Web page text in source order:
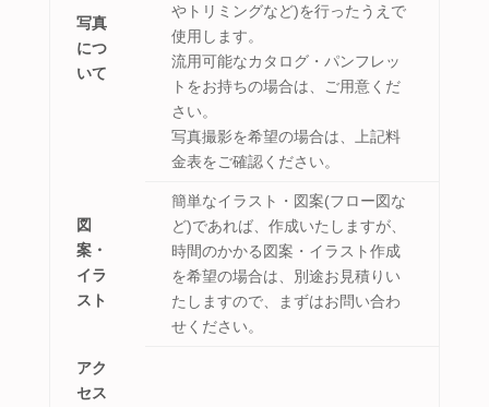
写真
につ
いて
やトリミングなど)を行ったうえで
使用します。
流用可能なカタログ・パンフレッ
トをお持ちの場合は、ご用意くだ
さい。
写真撮影を希望の場合は、上記料
金表をご確認ください。
図
案・
イラ
スト
簡単なイラスト・図案(フロー図な
ど)であれば、作成いたしますが、
時間のかかる図案・イラスト作成
を希望の場合は、別途お見積りい
たしますので、まずはお問い合わ
せください。
アク
セス